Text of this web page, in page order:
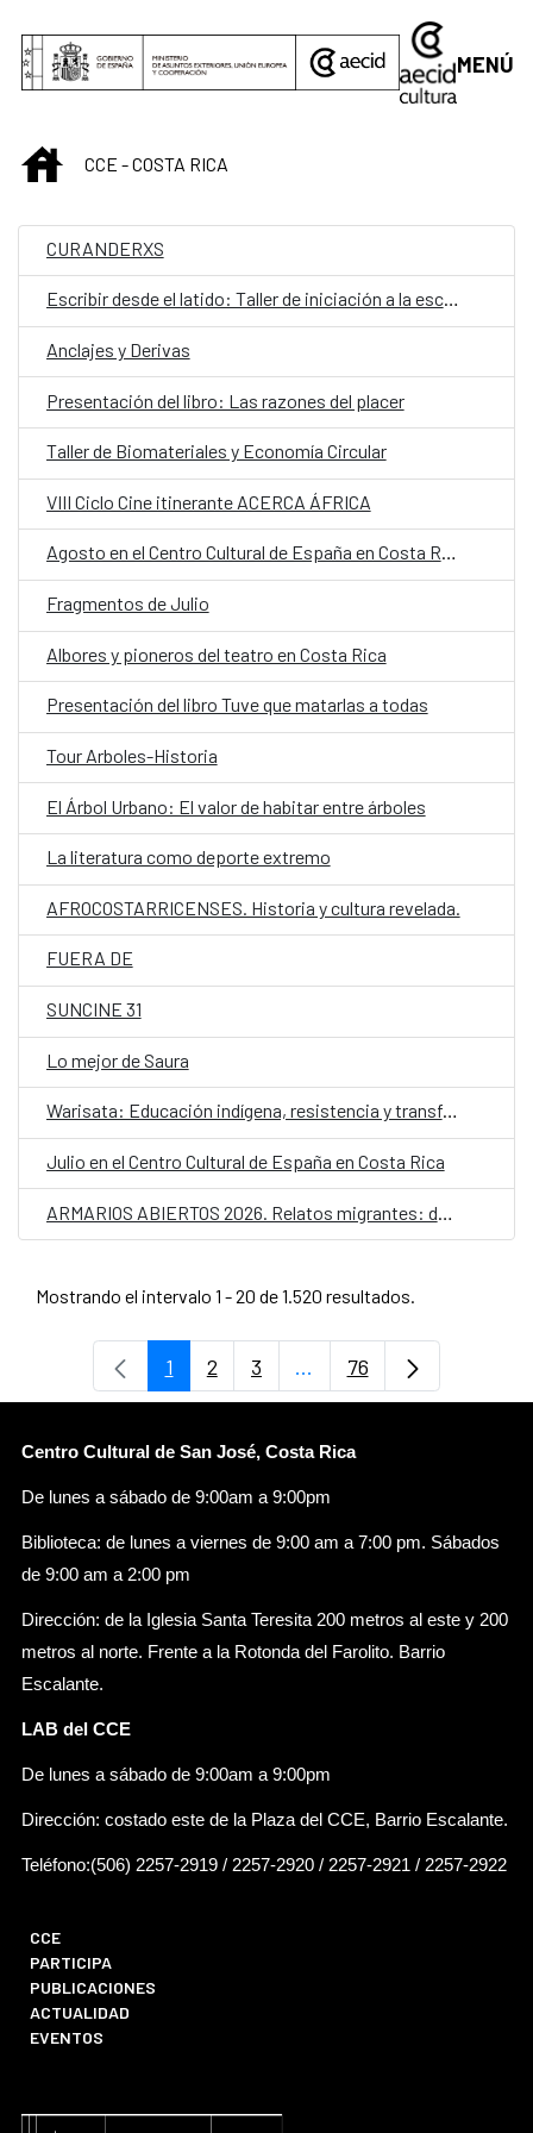
MENÚ
INICIO
CCE - COSTA RICA
CURANDERXS
Escribir desde el latido: Taller de iniciación a la escritura teatral
Anclajes y Derivas
Presentación del libro: Las razones del placer
Taller de Biomateriales y Economía Circular
VIII Ciclo Cine itinerante ACERCA ÁFRICA
Agosto en el Centro Cultural de España en Costa Rica
Fragmentos de Julio
Albores y pioneros del teatro en Costa Rica
Presentación del libro Tuve que matarlas a todas
Tour Arboles-Historia
El Árbol Urbano: El valor de habitar entre árboles
La literatura como deporte extremo
AFROCOSTARRICENSES. Historia y cultura revelada.
FUERA DE
SUNCINE 31
Lo mejor de Saura
Warisata: Educación indígena, resistencia y transformación social
Julio en el Centro Cultural de España en Costa Rica
Mostrando el intervalo 1 - 20 de 1.520 resultados.
Página
1 Página
2 Página
3 ...Páginas intermedias
Página
76
Centro Cultural de San José, Costa Rica
De lunes a sábado de 9:00am a 9:00pm
Biblioteca: de lunes a viernes de 9:00 am a 7:00 pm. Sábados
de 9:00 am a 2:00 pm
Dirección: de la Iglesia Santa Teresita 200 metros al este y 200
metros al norte. Frente a la Rotonda del Farolito. Barrio
Escalante.
LAB del CCE
De lunes a sábado de 9:00am a 9:00pm
Dirección: costado este de la Plaza del CCE, Barrio Escalante.
Teléfono:(506) 2257-2919 / 2257-2920 / 2257-2921 / 2257-2922
CCE
PARTICIPA
PUBLICACIONES
ACTUALIDAD
EVENTOS